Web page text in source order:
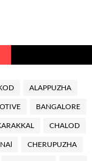
ALAPPUZHA
BANGALORE
CHALOD
CHERUPUZHA